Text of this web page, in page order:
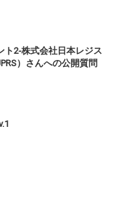
ト2-株式会社日本レジス
）さんへの公開質問